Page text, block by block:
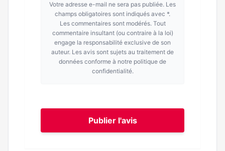
Votre adresse e-mail ne sera pas publiée. Les
champs obligatoires sont indiqués avec *.
Les commentaires sont modérés. Tout
commentaire insultant (ou contraire à la loi)
engage la responsabilité exclusive de son
auteur. Les avis sont sujets au traitement de
données conforme à notre politique de
confidentialité.
Publier l'avis